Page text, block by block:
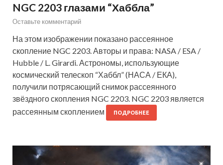
NGC 2203 глазами “Хаббла”
Оставьте комментарий
На этом изображении показано рассеянное
скопление NGC 2203. Авторы и права: NASA / ESA /
Hubble / L. Girardi. Астрономы, использующие
космический телескоп “Хаббл” (НАСА / ЕКА),
получили потрясающий снимок рассеянного
звёздного скопления NGC 2203. NGC 2203 является
рассеянным скоплением
ПОДРОБНЕЕ